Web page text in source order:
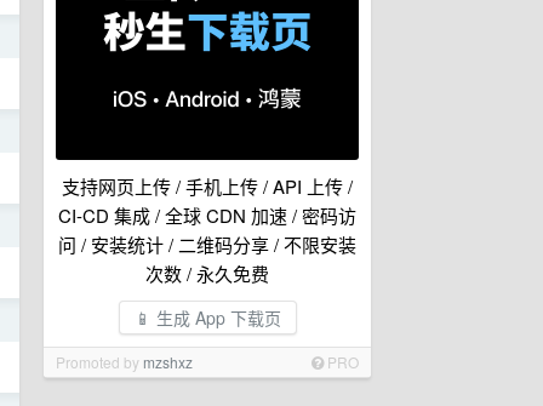
支持网页上传 / 手机上传 / API 上传 /
CI-CD 集成 / 全球 CDN 加速 / 密码访
问 / 安装统计 / 二维码分享 / 不限安装
次数 / 永久免费
📱 生成 App 下载页
Promoted by mzshxz PRO